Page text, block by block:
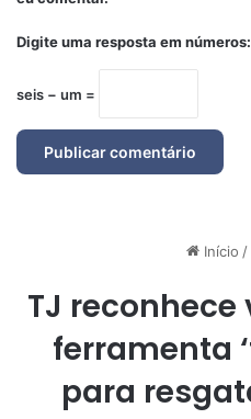
Digite uma resposta em números:
seis − um =